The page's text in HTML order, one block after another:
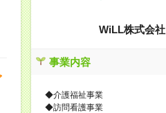
WiLL株式会社
事業内容
◆介護福祉事業
◆訪問看護事業